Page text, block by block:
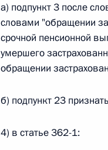
Федеральный
О внесении изменений в
процессуального
26 июля 2026 года
Федеральный
а) подпункт 3 после
словами "обращении
срочной пенсионной
умершего
обращении
б) подпункт 23
4) в статье 362-1: